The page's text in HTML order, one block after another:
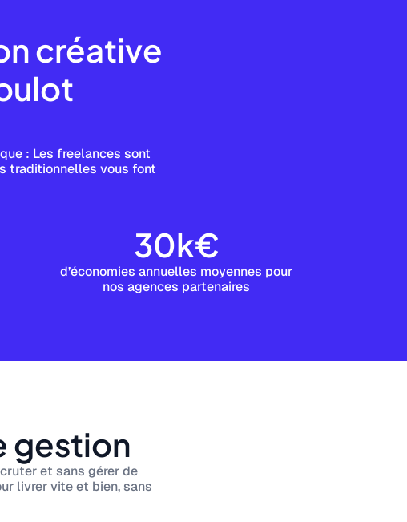
créative
: Les freelances sont
traditionnelles vous font
30k€
d’économies annuelles moyennes pour
nos agences partenaires
gestion
et sans gérer de
livrer vite et bien, sans